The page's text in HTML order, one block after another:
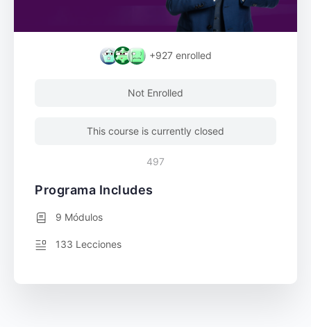
+927 enrolled
Not Enrolled
This course is currently closed
497
Programa Includes
9 Módulos
133 Lecciones